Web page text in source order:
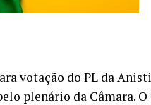
votação do PL da
plenário da Câmara.